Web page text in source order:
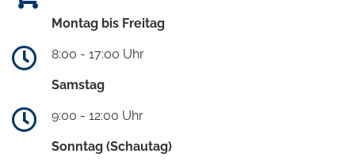
Montag bis Freitag
8:00 - 17:00 Uhr
Samstag
9:00 - 12:00 Uhr
Sonntag (Schautag)